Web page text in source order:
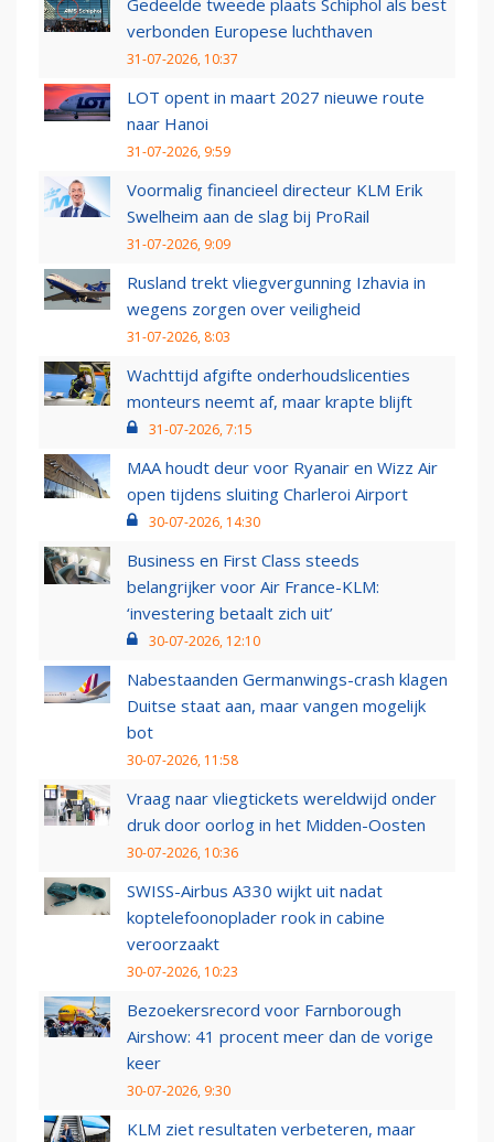
verbonden Europese luchthaven
31-07-2026, 10:37
LOT opent in maart 2027 nieuwe route
naar Hanoi
31-07-2026, 9:59
Voormalig financieel directeur KLM Erik
Swelheim aan de slag bij ProRail
31-07-2026, 9:09
Rusland trekt vliegvergunning Izhavia in
wegens zorgen over veiligheid
31-07-2026, 8:03
Wachttijd afgifte onderhoudslicenties
monteurs neemt af, maar krapte blijft
31-07-2026, 7:15
MAA houdt deur voor Ryanair en Wizz Air
open tijdens sluiting Charleroi Airport
30-07-2026, 14:30
Business en First Class steeds
belangrijker voor Air France-KLM:
‘investering betaalt zich uit’
30-07-2026, 12:10
Nabestaanden Germanwings-crash klagen
Duitse staat aan, maar vangen mogelijk
bot
30-07-2026, 11:58
Vraag naar vliegtickets wereldwijd onder
druk door oorlog in het Midden-Oosten
30-07-2026, 10:36
SWISS-Airbus A330 wijkt uit nadat
koptelefoonoplader rook in cabine
veroorzaakt
30-07-2026, 10:23
Bezoekersrecord voor Farnborough
Airshow: 41 procent meer dan de vorige
keer
30-07-2026, 9:30
KLM ziet resultaten verbeteren, maar